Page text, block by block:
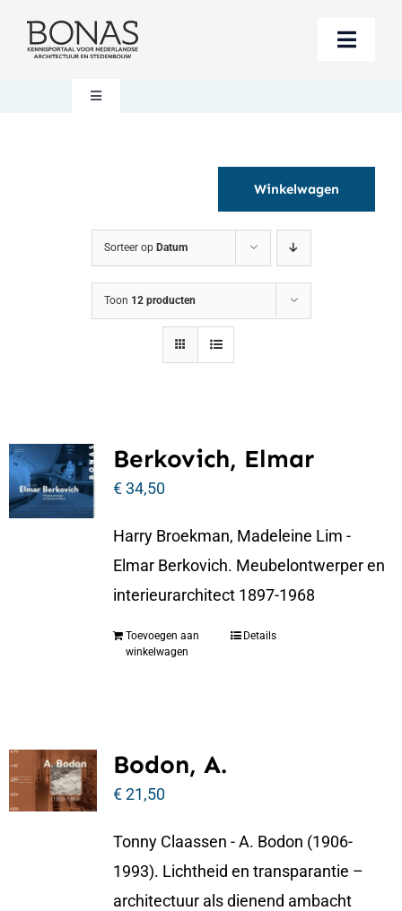
naar
Toggle
Berichten
Steun BONAS
Toggle
Winkelwagen
Sorteer op Datum
Toon 12 producten
Berkovich, Elmar
€34,50
Harry Broekman, Madeleine Lim -
Elmar Berkovich. Meubelontwerper en
interieurarchitect 1897-1968
Toevoegen aan
winkelwagen
Details
Bodon, A.
€21,50
Tonny Claassen - A. Bodon (1906-
1993). Lichtheid en transparantie –
architectuur als dienend ambacht